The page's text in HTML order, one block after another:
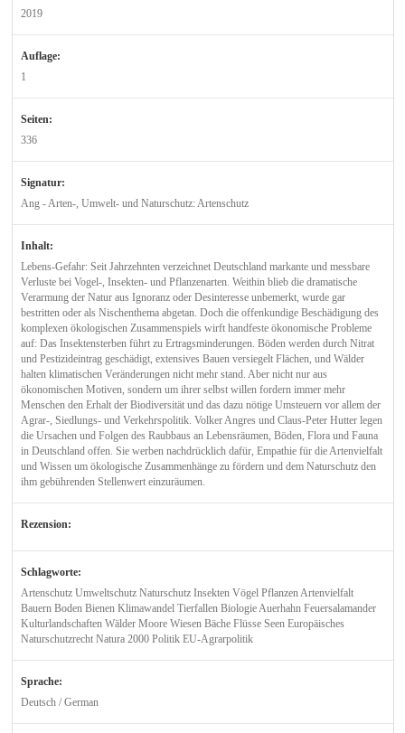
2019
Auflage:
1
Seiten:
336
Signatur:
Ang - Arten-, Umwelt- und Naturschutz: Artenschutz
Inhalt:
Lebens-Gefahr: Seit Jahrzehnten verzeichnet Deutschland markante und messbare
Verluste bei Vogel-, Insekten- und Pflanzenarten. Weithin blieb die dramatische
Verarmung der Natur aus Ignoranz oder Desinteresse unbemerkt, wurde gar
bestritten oder als Nischenthema abgetan. Doch die offenkundige Beschädigung des
komplexen ökologischen Zusammenspiels wirft handfeste ökonomische Probleme
auf: Das Insektensterben führt zu Ertragsminderungen. Böden werden durch Nitrat
und Pestizideintrag geschädigt, extensives Bauen versiegelt Flächen, und Wälder
halten klimatischen Veränderungen nicht mehr stand. Aber nicht nur aus
ökonomischen Motiven, sondern um ihrer selbst willen fordern immer mehr
Menschen den Erhalt der Biodiversität und das dazu nötige Umsteuern vor allem der
Agrar-, Siedlungs- und Verkehrspolitik. Volker Angres und Claus-Peter Hutter legen
die Ursachen und Folgen des Raubbaus an Lebensräumen, Böden, Flora und Fauna
in Deutschland offen. Sie werben nachdrücklich dafür, Empathie für die Artenvielfalt
und Wissen um ökologische Zusammenhänge zu fördern und dem Naturschutz den
ihm gebührenden Stellenwert einzuräumen.
Rezension:
Schlagworte:
Artenschutz Umweltschutz Naturschutz Insekten Vögel Pflanzen Artenvielfalt
Bauern Boden Bienen Klimawandel Tierfallen Biologie Auerhahn Feuersalamander
Kulturlandschaften Wälder Moore Wiesen Bäche Flüsse Seen Europäisches
Naturschutzrecht Natura 2000 Politik EU-Agrarpolitik
Sprache:
Deutsch / German